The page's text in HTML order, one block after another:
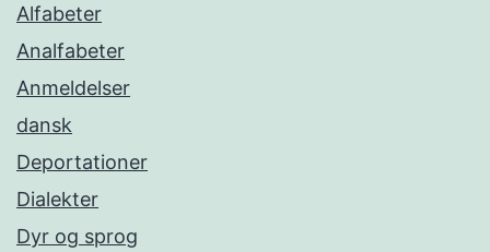
Alfabeter
Analfabeter
Anmeldelser
dansk
Deportationer
Dialekter
Dyr og sprog